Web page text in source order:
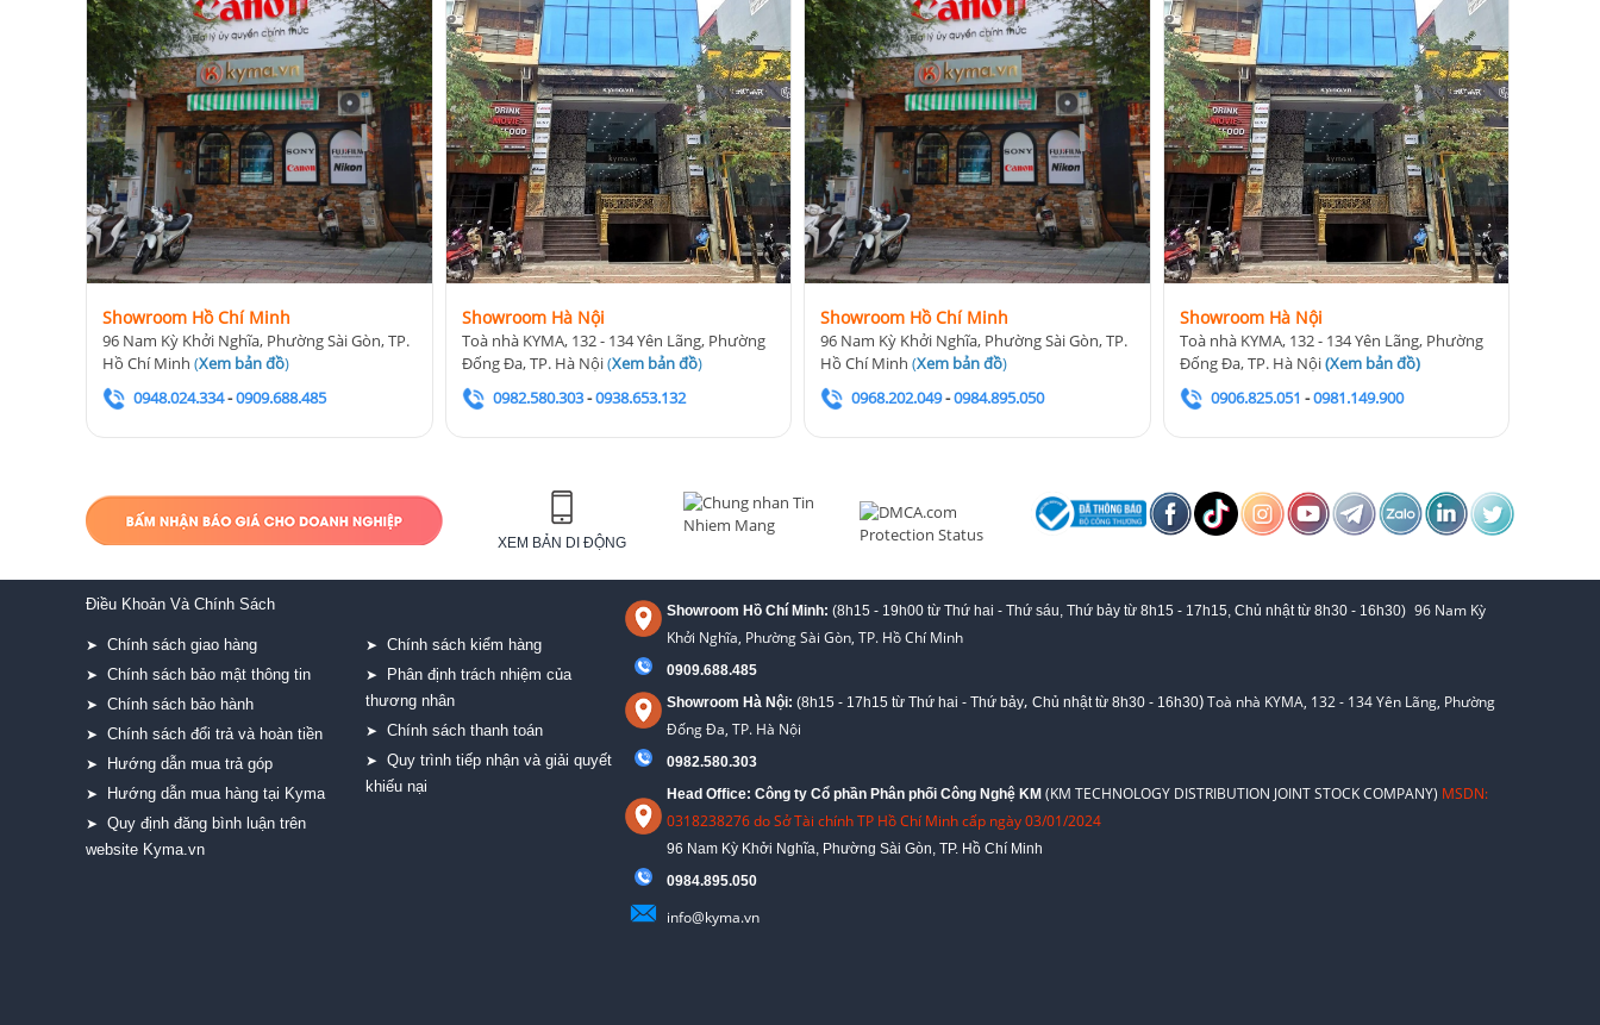
Showroom Hồ Chí Minh
96 Nam Kỳ Khởi Nghĩa, Phường Sài Gòn, TP.
Hồ Chí Minh (Xem bản đồ)
0948.024.334-0909.688.485
Showroom Hà Nội
Toà nhà KYMA, 132 - 134 Yên Lãng, Phường
Đống Đa, TP. Hà Nội(Xem bản đồ)
0982.580.303-0938.653.132
Showroom Hồ Chí Minh
96 Nam Kỳ Khởi Nghĩa, Phường Sài Gòn, TP.
Hồ Chí Minh(Xem bản đồ)
0968.202.049-0984.895.050
Showroom Hà Nội
Toà nhà KYMA, 132 - 134 Yên Lãng, Phường
Đống Đa, TP. Hà Nội(Xem bản đồ)
0906.825.051 -0981.149.900
XEM BẢN DI ĐỘNG
Điều Khoản Và Chính Sách
➤ Chính sách giao hàng
➤ Chính sách bảo mật thông tin
➤ Chính sách bảo hành
➤ Chính sách đổi trả và hoàn tiền
➤ Hướng dẫn mua trả góp
➤ Hướng dẫn mua hàng tại Kyma
➤
Quy định đăng bình luận trên
website Kyma.vn
➤ Chính sách kiểm hàng
➤
Phân định trách nhiệm của
thương nhân
➤ Chính sách thanh toán
➤
Quy trình tiếp nhận và giải quyết
khiếu nại
Showroom Hồ Chí Minh: (8h15 - 19h00 từ Thứ hai - Thứ sáu, Thứ bảy từ 8h15 - 17h15, Chủ nhật từ 8h30 - 16h30) 96 Nam Kỳ
Khởi Nghĩa, Phường Sài Gòn, TP. Hồ Chí Minh
0909.688.485
Showroom Hà Nội: (8h15 - 17h15 từ Thứ hai - Thứ bảy, Chủ nhật từ 8h30 - 16h30)Toà nhà KYMA, 132 - 134 Yên Lãng, Phường
Đống Đa, TP. Hà Nội
0982.580.303
Head Office: Công ty Cổ phần Phân phối Công Nghệ KM (KM TECHNOLOGY DISTRIBUTION JOINT STOCK COMPANY) MSDN:
0318238276 do Sở Tài chính TP Hồ Chí Minh cấp ngày 03/01/2024
96 Nam Kỳ Khởi Nghĩa, Phường Sài Gòn, TP. Hồ Chí Minh
0984.895.050
info@kyma.vn